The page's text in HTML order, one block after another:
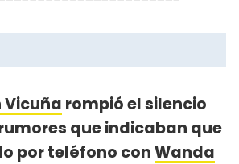
rompió el silencio
que indicaban que
por teléfono conWanda